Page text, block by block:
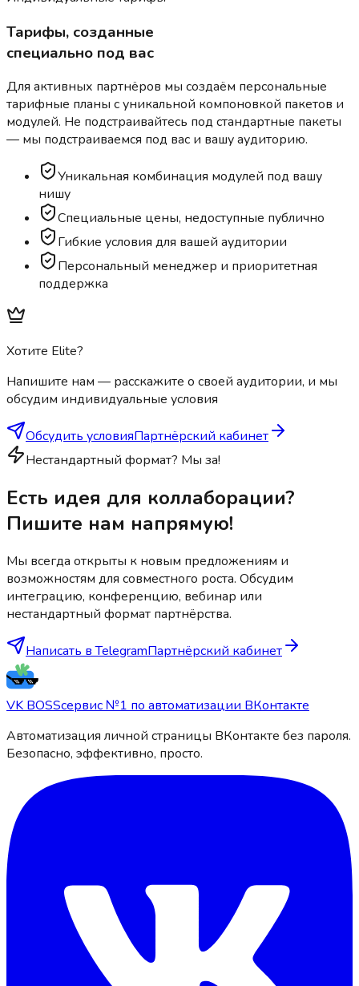
Тарифы, созданные
специально под вас
Для активных партнёров мы создаём персональные
тарифные планы с уникальной компоновкой пакетов и
модулей. Не подстраивайтесь под стандартные пакеты
— мы подстраиваемся под вас и вашу аудиторию.
Уникальная комбинация модулей под вашу
нишу
Специальные цены, недоступные публично
Гибкие условия для вашей аудитории
Персональный менеджер и приоритетная
поддержка
Хотите Elite?
Напишите нам — расскажите о своей аудитории, и мы
обсудим индивидуальные условия
Обсудить условияПартнёрский кабинет
Нестандартный формат? Мы за!
Есть идея для коллаборации?
Пишите нам напрямую!
Мы всегда открыты к новым предложениям и
возможностям для совместного роста. Обсудим
интеграцию, конференцию, вебинар или
нестандартный формат партнёрства.
Написать в TelegramПартнёрский кабинет
VK BOSSсервис №1 по автоматизации ВКонтакте
Автоматизация личной страницы ВКонтакте без пароля.
Безопасно, эффективно, просто.